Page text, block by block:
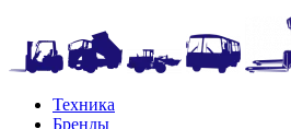
Техника
Бренды